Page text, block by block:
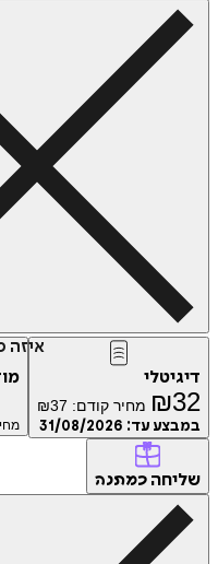
איזה
דיגיטלי
₪32 מחיר קודם: ₪37
במבצע עד: 31/08/2026
שליחה כמתנה